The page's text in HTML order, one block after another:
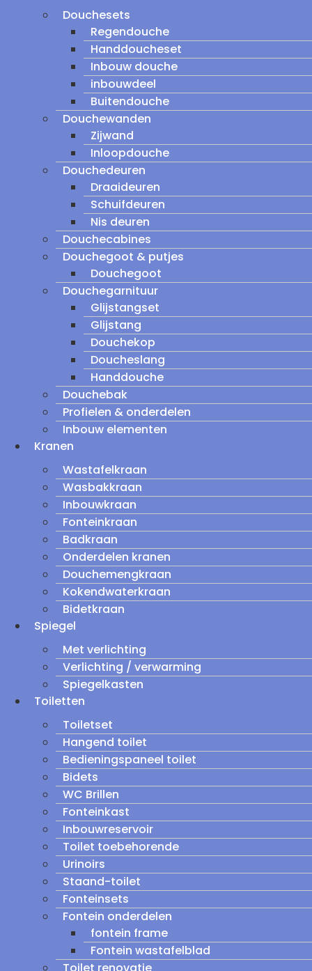
Douchesets
Regendouche
Handdoucheset
Inbouw douche
inbouwdeel
Buitendouche
Douchewanden
Zijwand
Inloopdouche
Douchedeuren
Draaideuren
Schuifdeuren
Nis deuren
Douchecabines
Douchegoot & putjes
Douchegoot
Douchegarnituur
Glijstangset
Glijstang
Douchekop
Doucheslang
Handdouche
Douchebak
Profielen & onderdelen
Inbouw elementen
Kranen
Wastafelkraan
Wasbakkraan
Inbouwkraan
Fonteinkraan
Badkraan
Onderdelen kranen
Douchemengkraan
Kokendwaterkraan
Bidetkraan
Spiegel
Met verlichting
Verlichting / verwarming
Spiegelkasten
Toiletten
Toiletset
Hangend toilet
Bedieningspaneel toilet
Bidets
WC Brillen
Fonteinkast
Inbouwreservoir
Toilet toebehorende
Urinoirs
Staand-toilet
Fonteinsets
Fontein onderdelen
fontein frame
Fontein wastafelblad
Toilet renovatie